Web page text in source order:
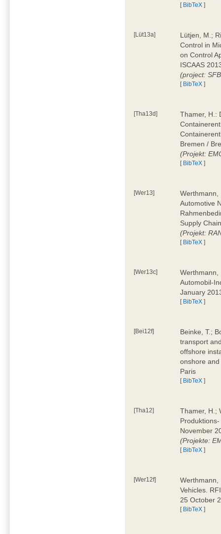
[ BibTeX ]
[Lüt13a]
Lütjen, M.;
Control in
on Control
ISCAAS
(project:
[ BibTeX ]
[Tha13d]
Thamer, H.:
Bremen /
(Projekt:
[ BibTeX ]
[Wer13]
Werthmann,
Automotive
Supply
(Projekt:
[ BibTeX ]
[Wer13c]
Werthmann,
Automobil-
January
[ BibTeX ]
[Bei12f]
Beinke, T.;
transport
offshore
onshore
Paris
[ BibTeX ]
[Tha12]
Thamer, H.;
November
(Projekte:
[ BibTeX ]
[Wer12f]
Werthmann,
Vehicles.
25 October
[ BibTeX ]